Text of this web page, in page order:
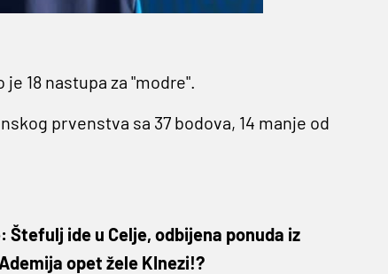
18 nastupa za "modre".
prvenstva sa 37 bodova, 14 manje od
Štefulj ide u Celje, odbijena ponuda iz
opet žele KInezi!?